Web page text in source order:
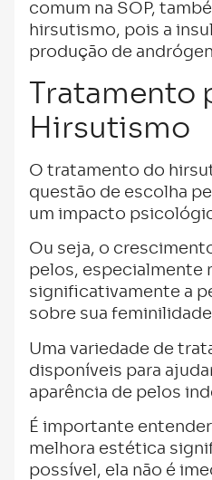
comum na SOP,
hirsutismo, pois a
produção de
Tratamento
Hirsutismo
O tratamento do
questão de escolha
um impacto
Ou seja, o
pelos, especialmente
significativamente a
sobre sua
Uma variedade de
disponíveis para
aparência de pelos
É importante
melhora estética
possível, ela não é